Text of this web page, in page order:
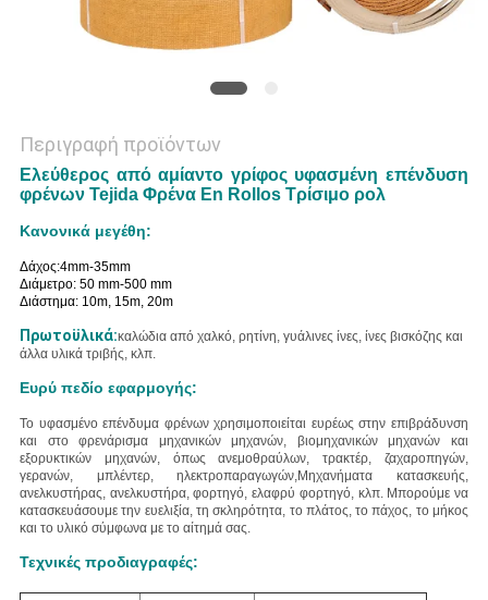
Περιγραφή προϊόντων
Ελεύθερος από αμίαντο γρίφος υφασμένη επένδυση
φρένων Tejida Φρένα En Rollos Τρίσιμο ρολ
Κανονικά μεγέθη:
Δάχος:4mm-35mm
Διάμετρο: 50 mm-500 mm
Διάστημα: 10m, 15m, 20m
Πρωτοϋλικά:καλώδια από χαλκό, ρητίνη, γυάλινες ίνες, ίνες βισκόζης και
άλλα υλικά τριβής, κλπ.
Ευρύ πεδίο εφαρμογής:
Το υφασμένο επένδυμα φρένων χρησιμοποιείται ευρέως στην επιβράδυνση
και στο φρενάρισμα μηχανικών μηχανών, βιομηχανικών μηχανών και
εξορυκτικών μηχανών, όπως ανεμοθραύλων, τρακτέρ, ζαχαροπηγών,
γερανών, μπλέντερ, ηλεκτροπαραγωγών,Μηχανήματα κατασκευής,
ανελκυστήρας, ανελκυστήρα, φορτηγό, ελαφρύ φορτηγό, κλπ. Μπορούμε να
κατασκευάσουμε την ευελιξία, τη σκληρότητα, το πλάτος, το πάχος, το μήκος
και το υλικό σύμφωνα με το αίτημά σας.
Τεχνικές προδιαγραφές: